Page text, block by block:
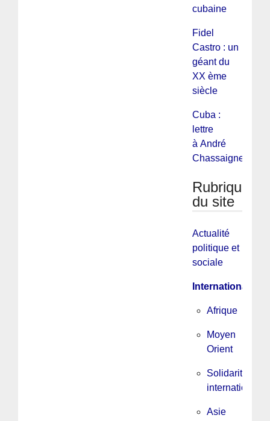
cubaine
Fidel
Castro : un
géant du
XX ème
siècle
Cuba :
lettre
à André
Chassaigne
Rubriques
du site
Actualité
politique et
sociale
International
Afrique
Moyen
Orient
Solidarité
internationale
Asie